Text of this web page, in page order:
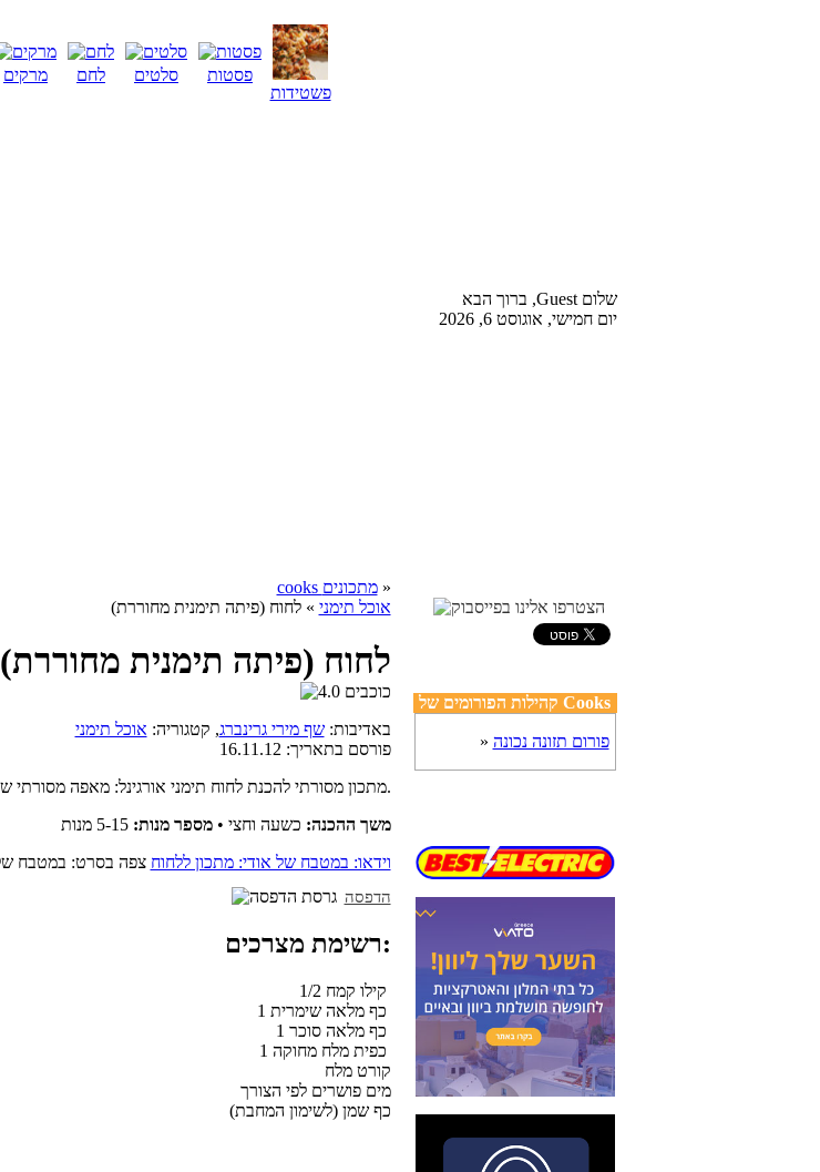
מרקים לחם סלטים
פסטות
פשטידות
שלום Guest, ברוך הבא
יום חמישי, אוגוסט 6, 2026
cooks מתכונים»
אוכל תימני » לחוח (פיתה תימנית מחוררת)
לחוח (פיתה תימנית מחוררת)
באדיבות:שף מירי גרינברג, קטגוריה: אוכל תימני
פורסם בתאריך:16.11.12
מתכון מסורתי להכנת לחוח תימני אורגינל: מאפה מסורתי של פיתה תימנית מחוררת.
משך ההכנה: כשעה וחצי •מספר מנות: 5-15 מנות
וידאו: במטבח של אודי: מתכון ללחוח
הדפסה
רשימת מצרכים:
קורט מלח
מים פושרים לפי הצורך
כף שמן (לשימון המחבת)
קהילות הפורומים של Cooks
» פורום תזונה נכונה